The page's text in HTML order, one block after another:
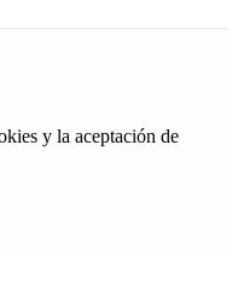
y la aceptación de